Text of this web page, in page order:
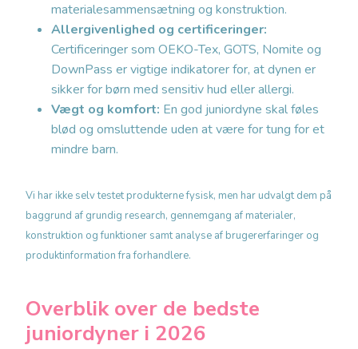
materialesammensætning og konstruktion.
Allergivenlighed og certificeringer:
Certificeringer som OEKO-Tex, GOTS, Nomite og
DownPass er vigtige indikatorer for, at dynen er
sikker for børn med sensitiv hud eller allergi.
Vægt og komfort: En god juniordyne skal føles
blød og omsluttende uden at være for tung for et
mindre barn.
Vi har ikke selv testet produkterne fysisk, men har udvalgt dem på
baggrund af grundig research, gennemgang af materialer,
konstruktion og funktioner samt analyse af brugererfaringer og
produktinformation fra forhandlere.
Overblik over de bedste
juniordyner i 2026